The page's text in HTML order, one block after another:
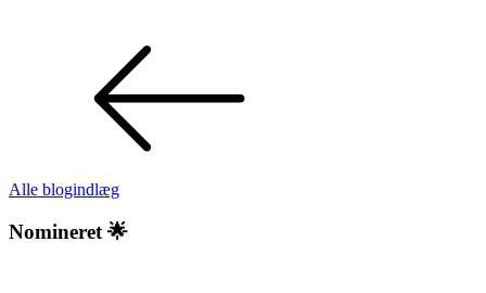
Alle blogindlæg
Nomineret 🌟